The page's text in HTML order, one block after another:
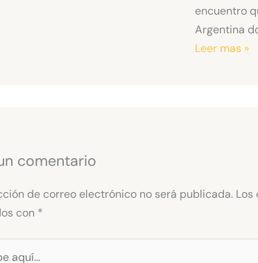
encuentro
Argentina
Leer mas »
comentario
de correo electrónico no será publicada. Los
con *